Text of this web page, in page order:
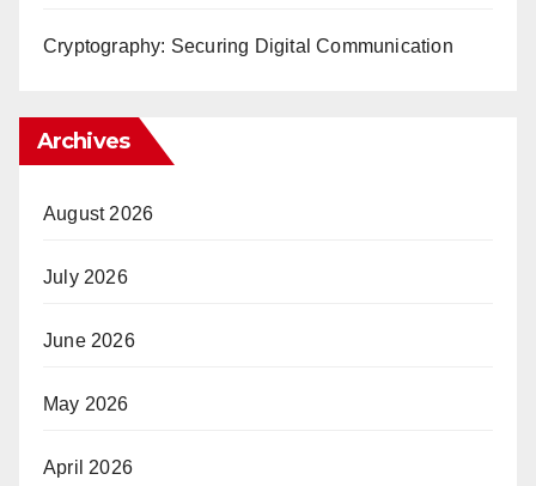
Cryptography: Securing Digital Communication
Archives
August 2026
July 2026
June 2026
May 2026
April 2026